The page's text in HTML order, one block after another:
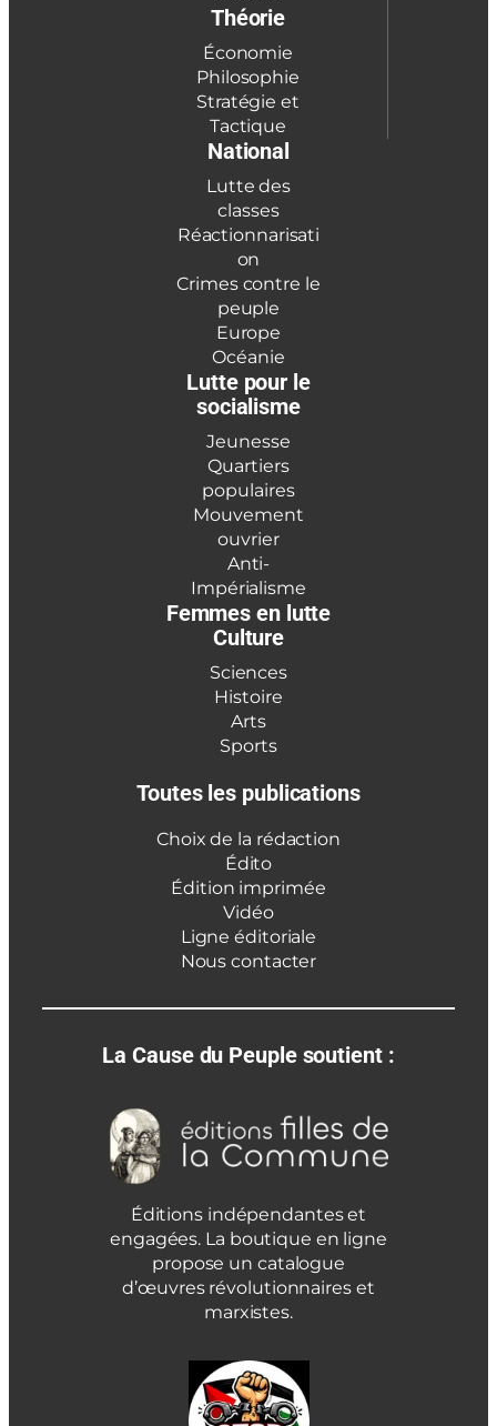
Théorie
Économie
Philosophie
Stratégie et
Tactique
National
Lutte des
classes
Réactionnarisati
on
Crimes contre le
peuple
Europe
Océanie
Lutte pour le
socialisme
Jeunesse
Quartiers
populaires
Mouvement
ouvrier
Anti-
Impérialisme
Femmes en lutte
Culture
Sciences
Histoire
Arts
Sports
Toutes les publications
Choix de la rédaction
Édito
Édition imprimée
Vidéo
Ligne éditoriale
Nous contacter
La Cause du Peuple soutient :
Éditions indépendantes et
engagées. La boutique en ligne
propose un catalogue
d’œuvres révolutionnaires et
marxistes.